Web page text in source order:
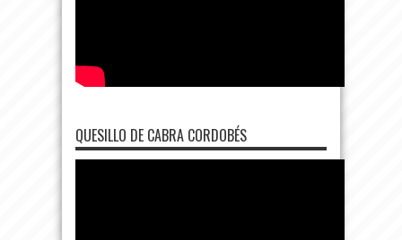
QUESILLO DE CABRA CORDOBÉS